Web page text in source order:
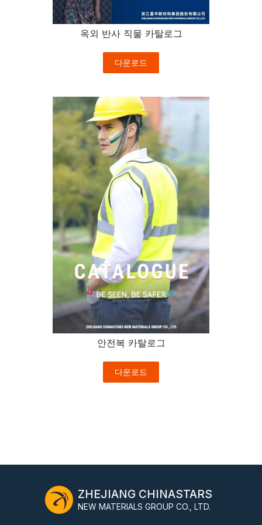
옥외 반사 직물 카탈로그
다운로드
안전복 카탈로그
다운로드
ZHEJIANG CHINASTARS
NEW MATERIALS GROUP CO., LTD.